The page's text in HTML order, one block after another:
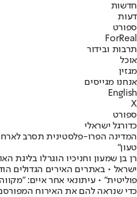
חדשות
דעות
ספורט
ForReal
תרבות ובידור
אוכל
מגזין
אנחנו מגייסים
English
X
ספורט
כדורגל ישראלי
המדינה הפרו-פלסטינית תסרב
טעון"
רן בן שמעון וחניכיו הוגרלו
ישראל • באתרים האירים הגדולים
פוליטית" • עיתונאי אחר איים:
כדי שנראה להם את האירוח